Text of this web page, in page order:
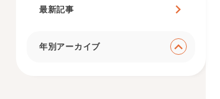
最新記事
年別アーカイブ